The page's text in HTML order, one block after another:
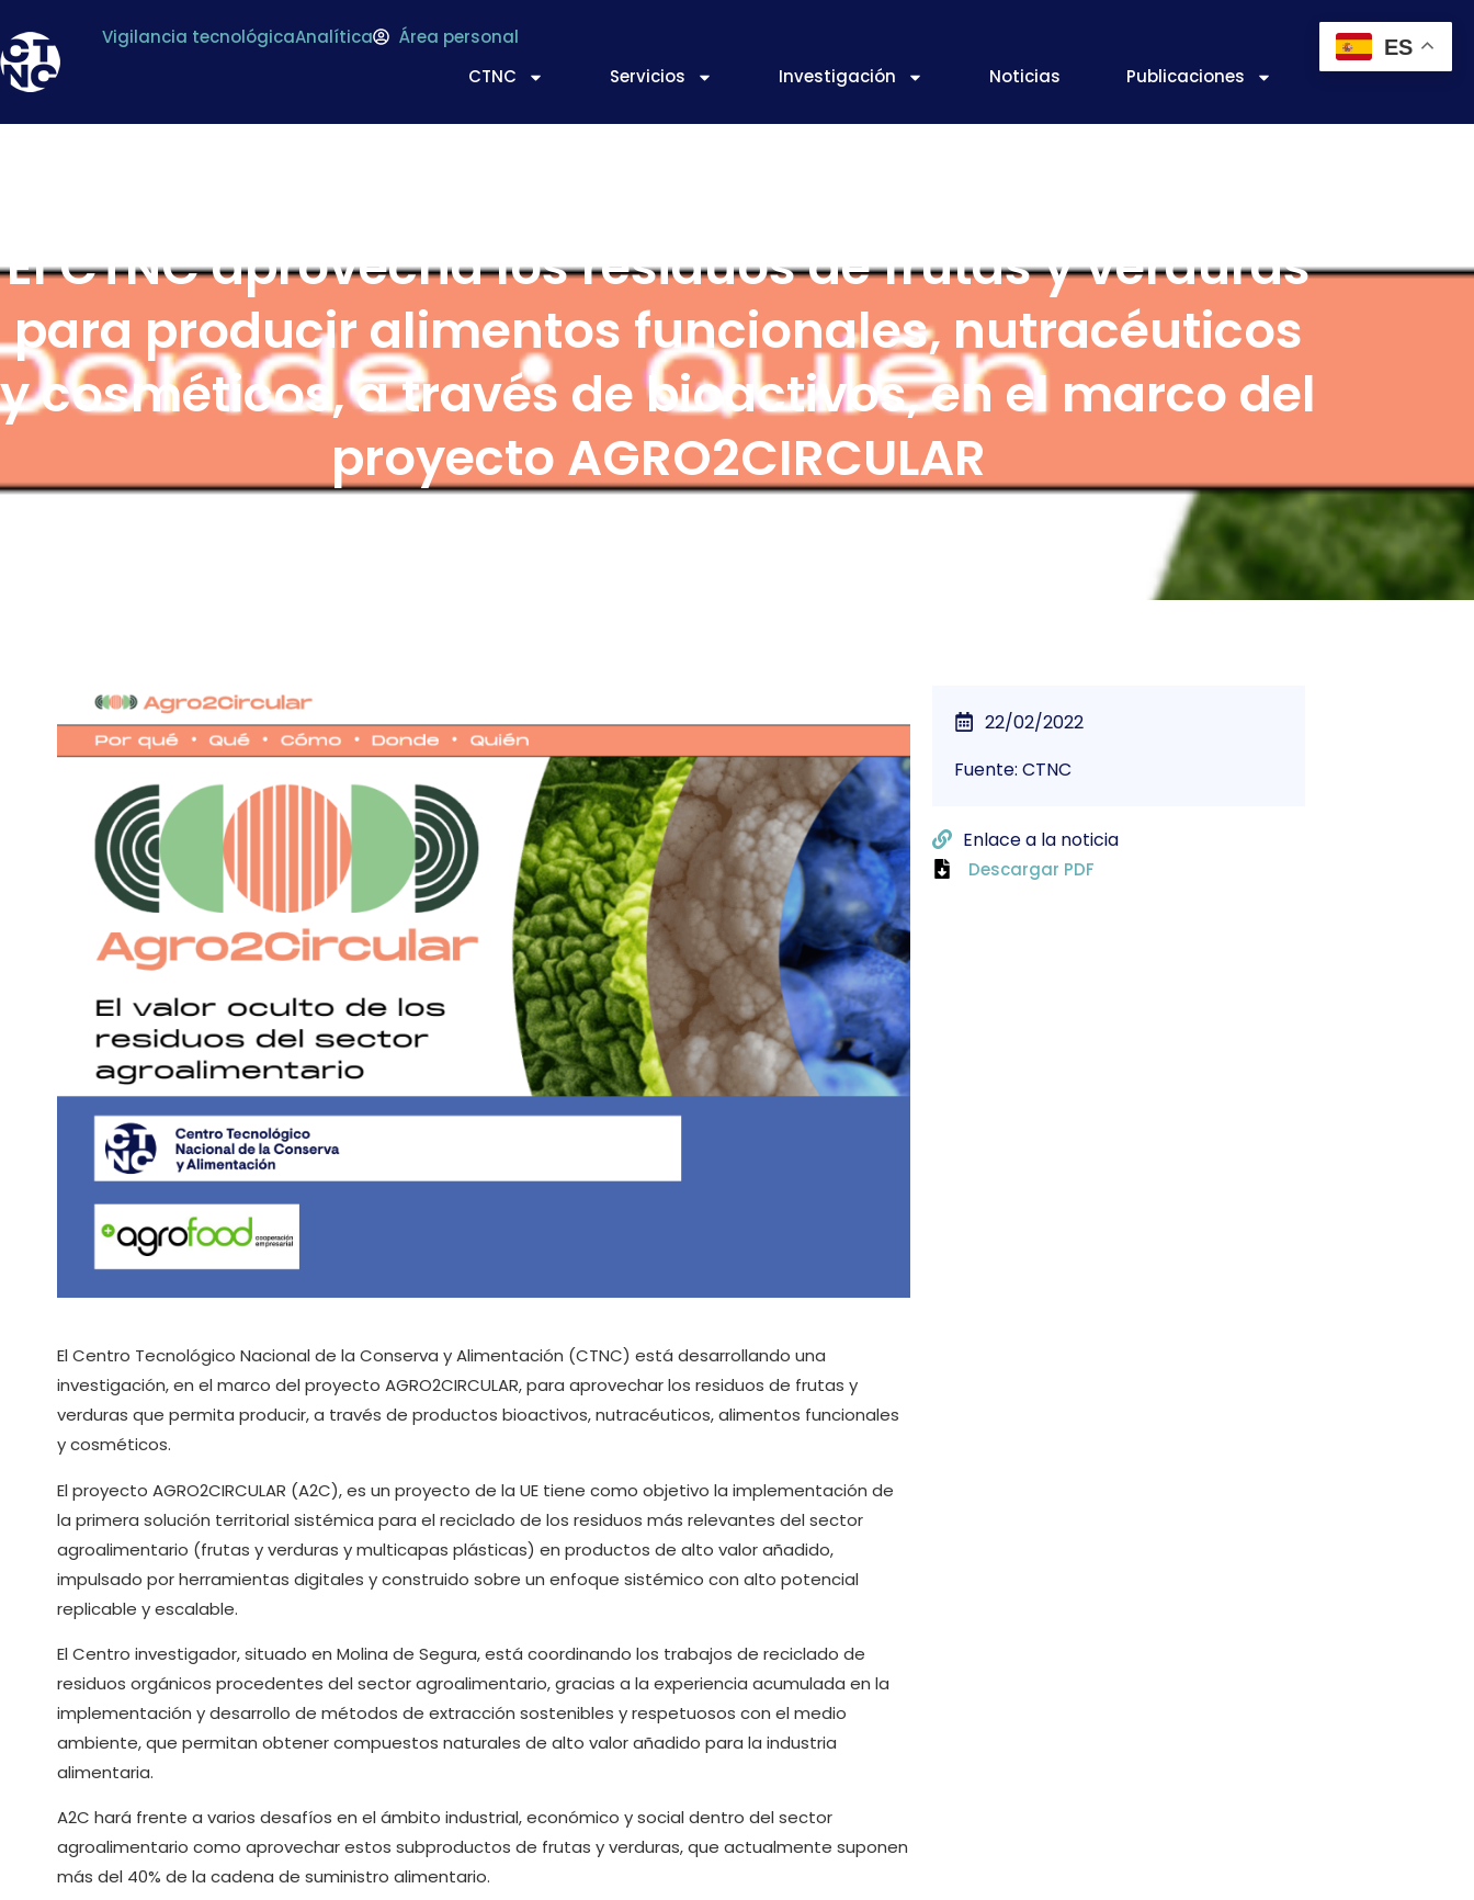
Vigilancia tecnológicaAnalítica
Área personal
CTNC
Servicios Investigación Noticias Publicaciones
El CTNC aprovecha los residuos de frutas y verduras
para producir alimentos funcionales, nutracéuticos
y cosméticos, a través de bioactivos, en el marco del
proyecto AGRO2CIRCULAR
El Centro Tecnológico Nacional de la Conserva y Alimentación (CTNC) está desarrollando una
investigación, en el marco del proyecto AGRO2CIRCULAR, para aprovechar los residuos de frutas y
verduras que permita producir, a través de productos bioactivos, nutracéuticos, alimentos funcionales
y cosméticos.
El proyecto AGRO2CIRCULAR (A2C), es un proyecto de la UE tiene como objetivo la implementación de
la primera solución territorial sistémica para el reciclado de los residuos más relevantes del sector
agroalimentario (frutas y verduras y multicapas plásticas) en productos de alto valor añadido,
impulsado por herramientas digitales y construido sobre un enfoque sistémico con alto potencial
replicable y escalable.
El Centro investigador, situado en Molina de Segura, está coordinando los trabajos de reciclado de
residuos orgánicos procedentes del sector agroalimentario, gracias a la experiencia acumulada en la
implementación y desarrollo de métodos de extracción sostenibles y respetuosos con el medio
ambiente, que permitan obtener compuestos naturales de alto valor añadido para la industria
alimentaria.
A2C hará frente a varios desafíos en el ámbito industrial, económico y social dentro del sector
agroalimentario como aprovechar estos subproductos de frutas y verduras, que actualmente suponen
más del 40% de la cadena de suministro alimentario.
22/02/2022
Fuente: CTNC
Enlace a la noticia
Descargar PDF
ES